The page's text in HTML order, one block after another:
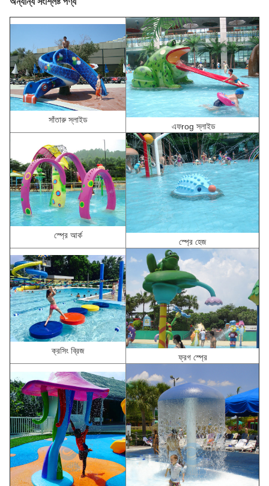
সাঁতারু স্লাইড
এফrog স্লাইড
স্প্রে আর্ক
স্প্রে হেজ
ক্রসিং ব্রিজ
ফ্রগ স্প্রে